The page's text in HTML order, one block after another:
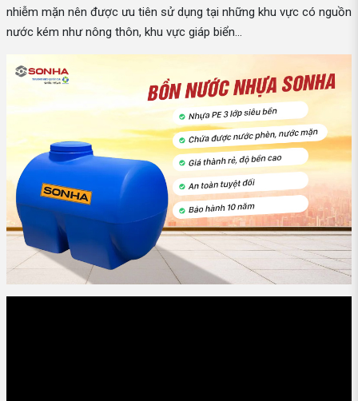
nhiễm mặn nên được ưu tiên sử dụng tại những khu vực có nguồn
nước kém như nông thôn, khu vực giáp biển...